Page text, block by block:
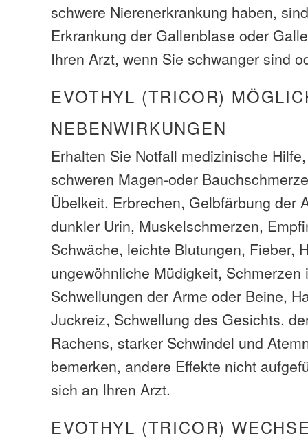
schwere Nierenerkrankung haben,
Erkrankung der Gallenblase oder
Ihren Arzt, wenn Sie schwanger sind
EVOTHYL (TRICOR)
NEBENWIRKUNGEN
Erhalten Sie Notfall medizinische
schweren Magen-oder
Übelkeit, Erbrechen, Gelbfärbung der
dunkler Urin, Muskelschmerzen,
Schwäche, leichte Blutungen, Fieber,
ungewöhnliche Müdigkeit, Schmerzen
Schwellungen der Arme oder Beine,
Juckreiz, Schwellung des Gesichts,
Rachens, starker Schwindel und
bemerken, andere Effekte nicht
sich an Ihren Arzt.
EVOTHYL (TRICOR)